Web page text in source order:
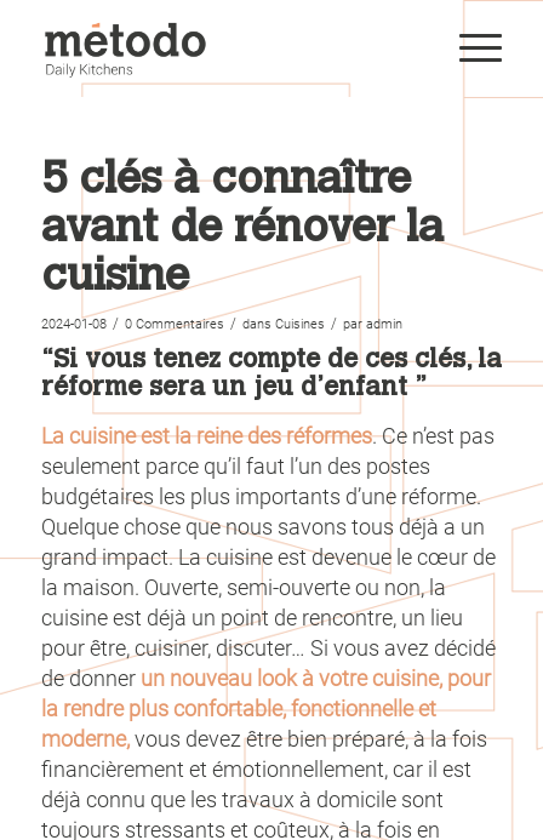
5 clés à connaître
avant de rénover la
cuisine
2024-01-08 / 0 Commentaires / dans Cuisines / par admin
“Si vous tenez compte de ces clés, la
réforme sera un jeu d’enfant ”
La cuisine est la reine des réformes. Ce n’est pas
seulement parce qu’il faut l’un des postes
budgétaires les plus importants d’une réforme.
Quelque chose que nous savons tous déjà a un
grand impact. La cuisine est devenue le cœur de
la maison. Ouverte, semi-ouverte ou non, la
cuisine est déjà un point de rencontre, un lieu
pour être, cuisiner, discuter… Si vous avez décidé
de donner un nouveau look à votre cuisine, pour
la rendre plus confortable, fonctionnelle et
moderne,vous devez être bien préparé, à la fois
financièrement et émotionnellement, car il est
déjà connu que les travaux à domicile sont
toujours stressants et coûteux, à la fois en